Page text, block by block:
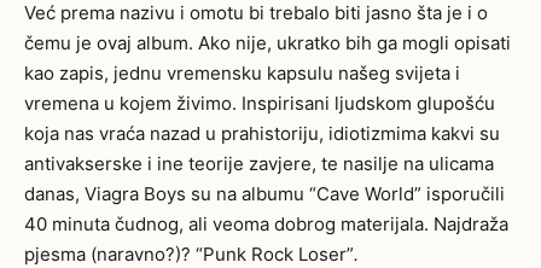
Već prema nazivu i omotu bi trebalo biti jasno šta je i o
čemu je ovaj album. Ako nije, ukratko bih ga mogli opisati
kao zapis, jednu vremensku kapsulu našeg svijeta i
vremena u kojem živimo. Inspirisani ljudskom glupošću
koja nas vraća nazad u prahistoriju, idiotizmima kakvi su
antivakserske i ine teorije zavjere, te nasilje na ulicama
danas, Viagra Boys su na albumu “Cave World” isporučili
40 minuta čudnog, ali veoma dobrog materijala. Najdraža
pjesma (naravno?)? “Punk Rock Loser”.